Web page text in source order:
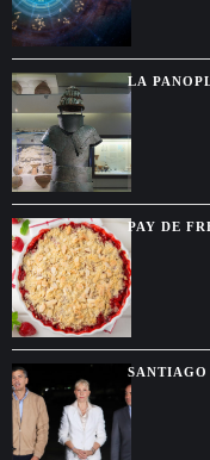
LA
BRONCE
PAY DE
COLOMBIA